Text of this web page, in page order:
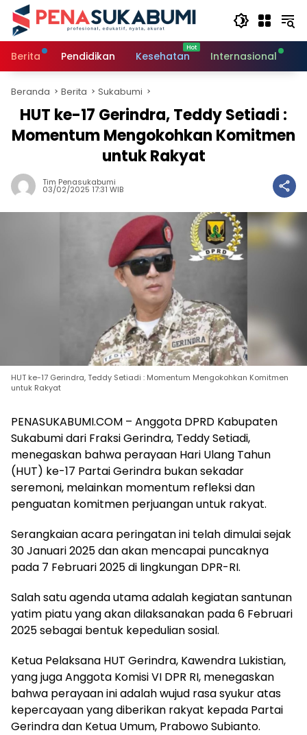
Langsung
konten
Berita
Pendidikan Kesehatan Internasional
Beranda Berita Sukabumi
HUT ke-17 Gerindra, Teddy Setiadi :
Momentum Mengokohkan Komitmen
untuk Rakyat
Tim Penasukabumi
03/02/2025 17:31 WIB
HUT ke-17 Gerindra, Teddy Setiadi : Momentum Mengokohkan Komitmen
untuk Rakyat
PENASUKABUMI.COM – Anggota DPRD Kabupaten
Sukabumi dari Fraksi Gerindra, Teddy Setiadi,
menegaskan bahwa perayaan Hari Ulang Tahun
(HUT) ke-17 Partai Gerindra bukan sekadar
seremoni, melainkan momentum refleksi dan
penguatan komitmen perjuangan untuk rakyat.
Serangkaian acara peringatan ini telah dimulai sejak
30 Januari 2025 dan akan mencapai puncaknya
pada 7 Februari 2025 di lingkungan DPR-RI.
Salah satu agenda utama adalah kegiatan santunan
yatim piatu yang akan dilaksanakan pada 6 Februari
2025 sebagai bentuk kepedulian sosial.
Ketua Pelaksana HUT Gerindra, Kawendra Lukistian,
yang juga Anggota Komisi VI DPR RI, menegaskan
bahwa perayaan ini adalah wujud rasa syukur atas
kepercayaan yang diberikan rakyat kepada Partai
Gerindra dan Ketua Umum, Prabowo Subianto.